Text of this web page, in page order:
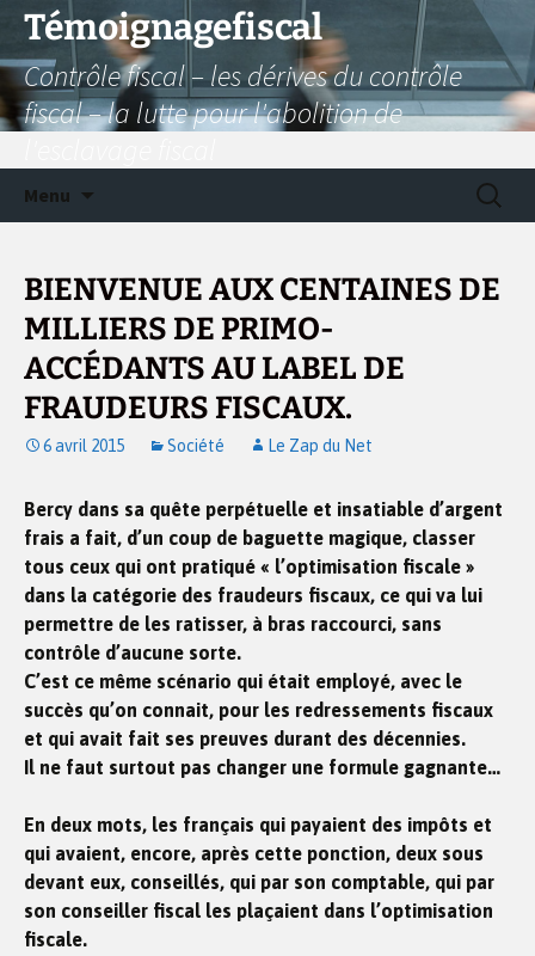
Aller
contenu
Témoignagefiscal
Contrôle fiscal – les dérives du contrôle
fiscal – la lutte pour l'abolition de
Menu
BIENVENUE AUX CENTAINES DE
MILLIERS DE PRIMO-
ACCÉDANTS AU LABEL DE
FRAUDEURS FISCAUX.
6 avril 2015 Société Le Zap du Net
Bercy dans sa quête perpétuelle et insatiable d’argent
frais a fait, d’un coup de baguette magique, classer
tous ceux qui ont pratiqué « l’optimisation fiscale »
dans la catégorie des fraudeurs fiscaux, ce qui va lui
permettre de les ratisser, à bras raccourci, sans
contrôle d’aucune sorte.
C’est ce même scénario qui était employé, avec le
succès qu’on connait, pour les redressements fiscaux
et qui avait fait ses preuves durant des décennies.
Il ne faut surtout pas changer une formule gagnante…
En deux mots, les français qui payaient des impôts et
qui avaient, encore, après cette ponction, deux sous
devant eux, conseillés, qui par son comptable, qui par
son conseiller fiscal les plaçaient dans l’optimisation
fiscale.